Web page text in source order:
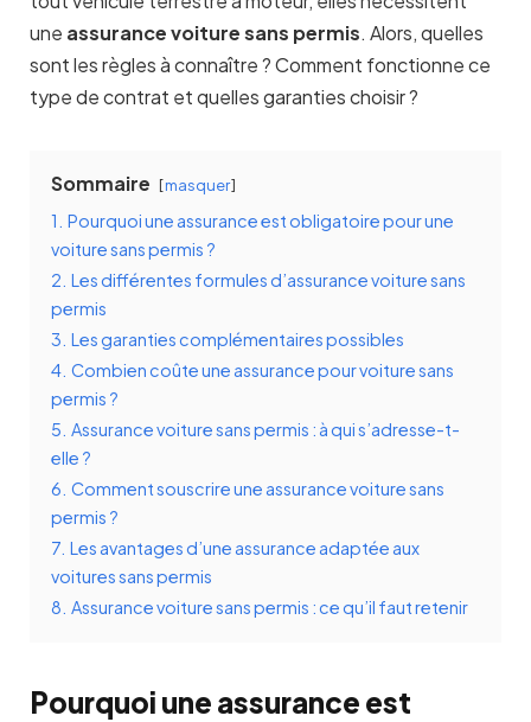
une assurance voiture sans permis. Alors, quelles
sont les règles à connaître ? Comment fonctionne ce
type de contrat et quelles garanties choisir ?
Sommaire masquer
1. Pourquoi une assurance est obligatoire pour une
voiture sans permis ?
2. Les différentes formules d’assurance voiture sans
permis
3. Les garanties complémentaires possibles
4. Combien coûte une assurance pour voiture sans
permis ?
5. Assurance voiture sans permis : à qui s’adresse-t-
elle ?
6. Comment souscrire une assurance voiture sans
permis ?
7. Les avantages d’une assurance adaptée aux
voitures sans permis
8. Assurance voiture sans permis : ce qu’il faut retenir
Pourquoi une assurance est